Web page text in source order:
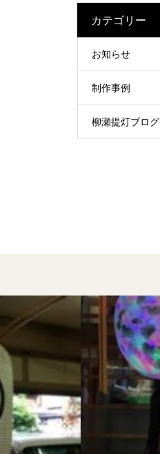
カテゴリー
お知らせ
制作事例
柳瀬提灯ブログ